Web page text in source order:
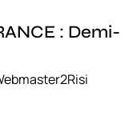
: Demi-